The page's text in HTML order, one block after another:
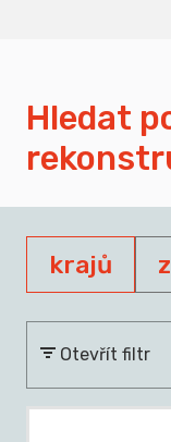
Hledat
krajů
Otevřít filtr